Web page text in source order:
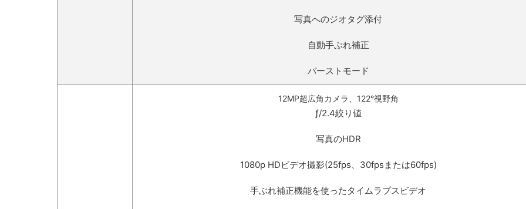
写真へのジオタグ添付
自動手ぶれ補正
バーストモード
12MP超広角カメラ、122°視野角
ƒ/2.4絞り値
写真のHDR
1080p HDビデオ撮影(25fps、30fpsまたは60fps)
手ぶれ補正機能を使ったタイムラプスビデオ